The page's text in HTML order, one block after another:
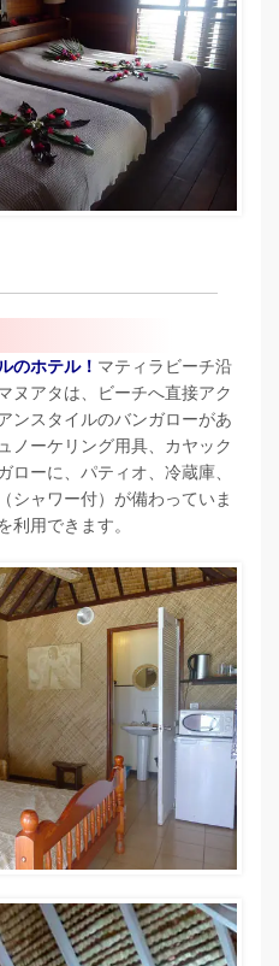
のホテル！ マティラビーチ沿
ヌアタは、ビーチへ直接アク
ンスタイルのバンガローがあ
ノーケリング用具、カヤック
ローに、パティオ、冷蔵庫、
シャワー付）が備わっていま
利用できます。